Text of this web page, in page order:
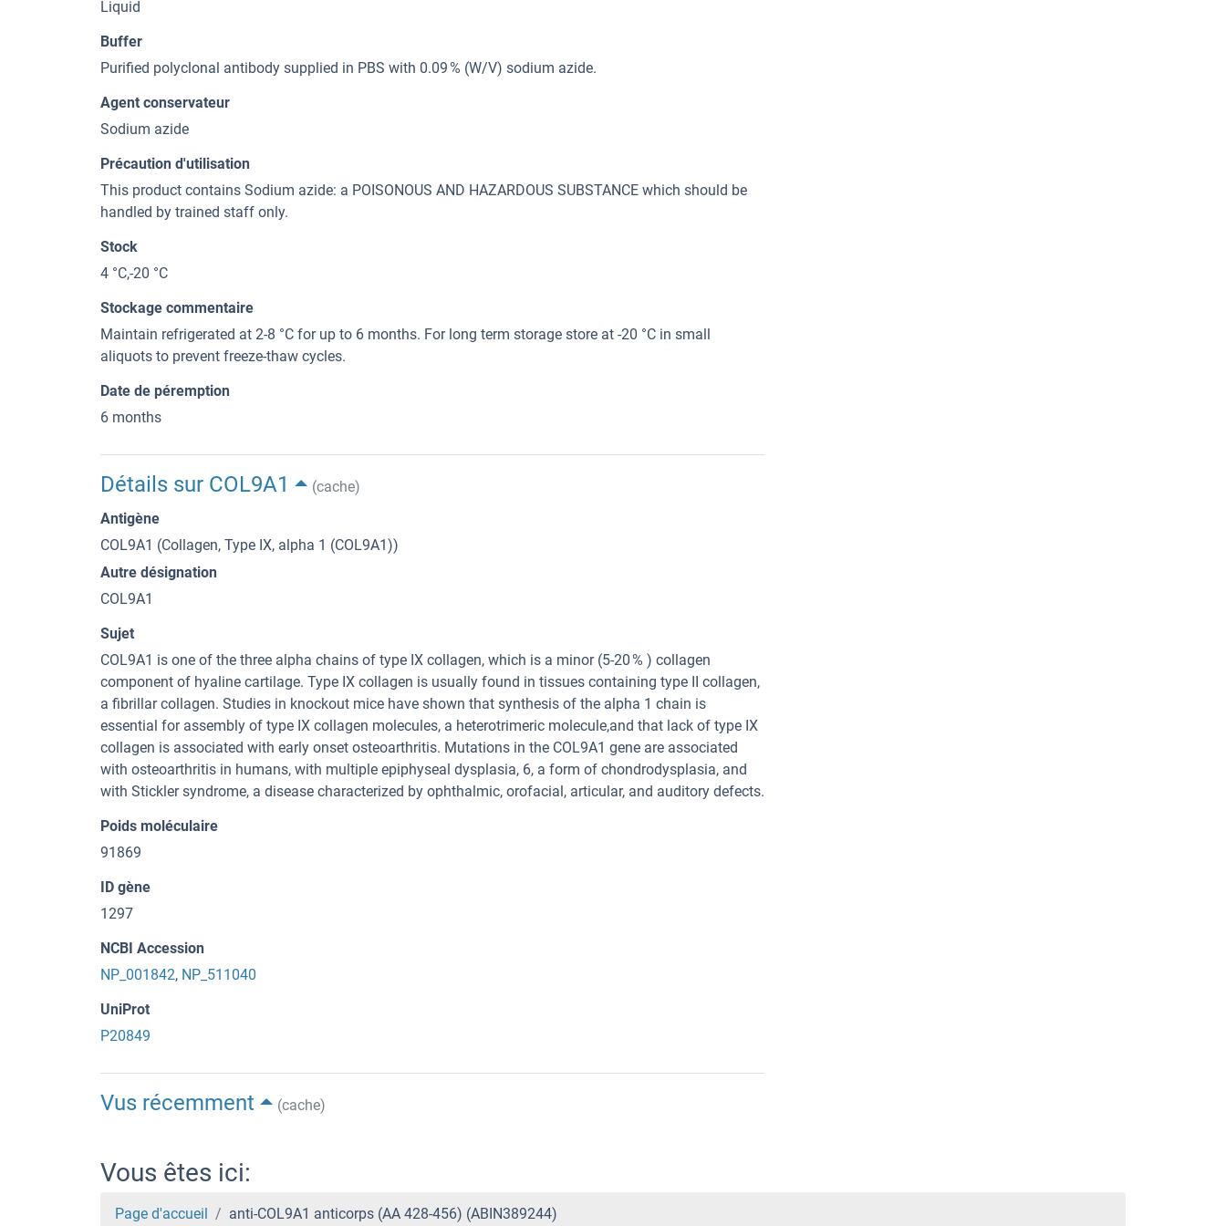
Liquid
Buffer
Purified polyclonal antibody supplied in PBS with 0.09 % (W/V) sodium azide.
Agent conservateur
Sodium azide
Précaution d'utilisation
This product contains Sodium azide: a POISONOUS AND HAZARDOUS SUBSTANCE which should be
handled by trained staff only.
Stock
4 °C,-20 °C
Stockage commentaire
Maintain refrigerated at 2-8 °C for up to 6 months. For long term storage store at -20 °C in small
aliquots to prevent freeze-thaw cycles.
Date de péremption
6 months
Détails sur COL9A1
(cache)
Antigène
COL9A1 (Collagen, Type IX, alpha 1 (COL9A1))
Autre désignation
COL9A1
Sujet
COL9A1 is one of the three alpha chains of type IX collagen, which is a minor (5-20 % ) collagen
component of hyaline cartilage. Type IX collagen is usually found in tissues containing type II collagen,
a fibrillar collagen. Studies in knockout mice have shown that synthesis of the alpha 1 chain is
essential for assembly of type IX collagen molecules, a heterotrimeric molecule,and that lack of type IX
collagen is associated with early onset osteoarthritis. Mutations in the COL9A1 gene are associated
with osteoarthritis in humans, with multiple epiphyseal dysplasia, 6, a form of chondrodysplasia, and
with Stickler syndrome, a disease characterized by ophthalmic, orofacial, articular, and auditory defects.
Poids moléculaire
91869
ID gène
1297
NCBI Accession
NP_001842, NP_511040
UniProt
P20849
Vus récemment (cache)
Vous êtes ici:
Page d'accueil anti-COL9A1 anticorps (AA 428-456) (ABIN389244)